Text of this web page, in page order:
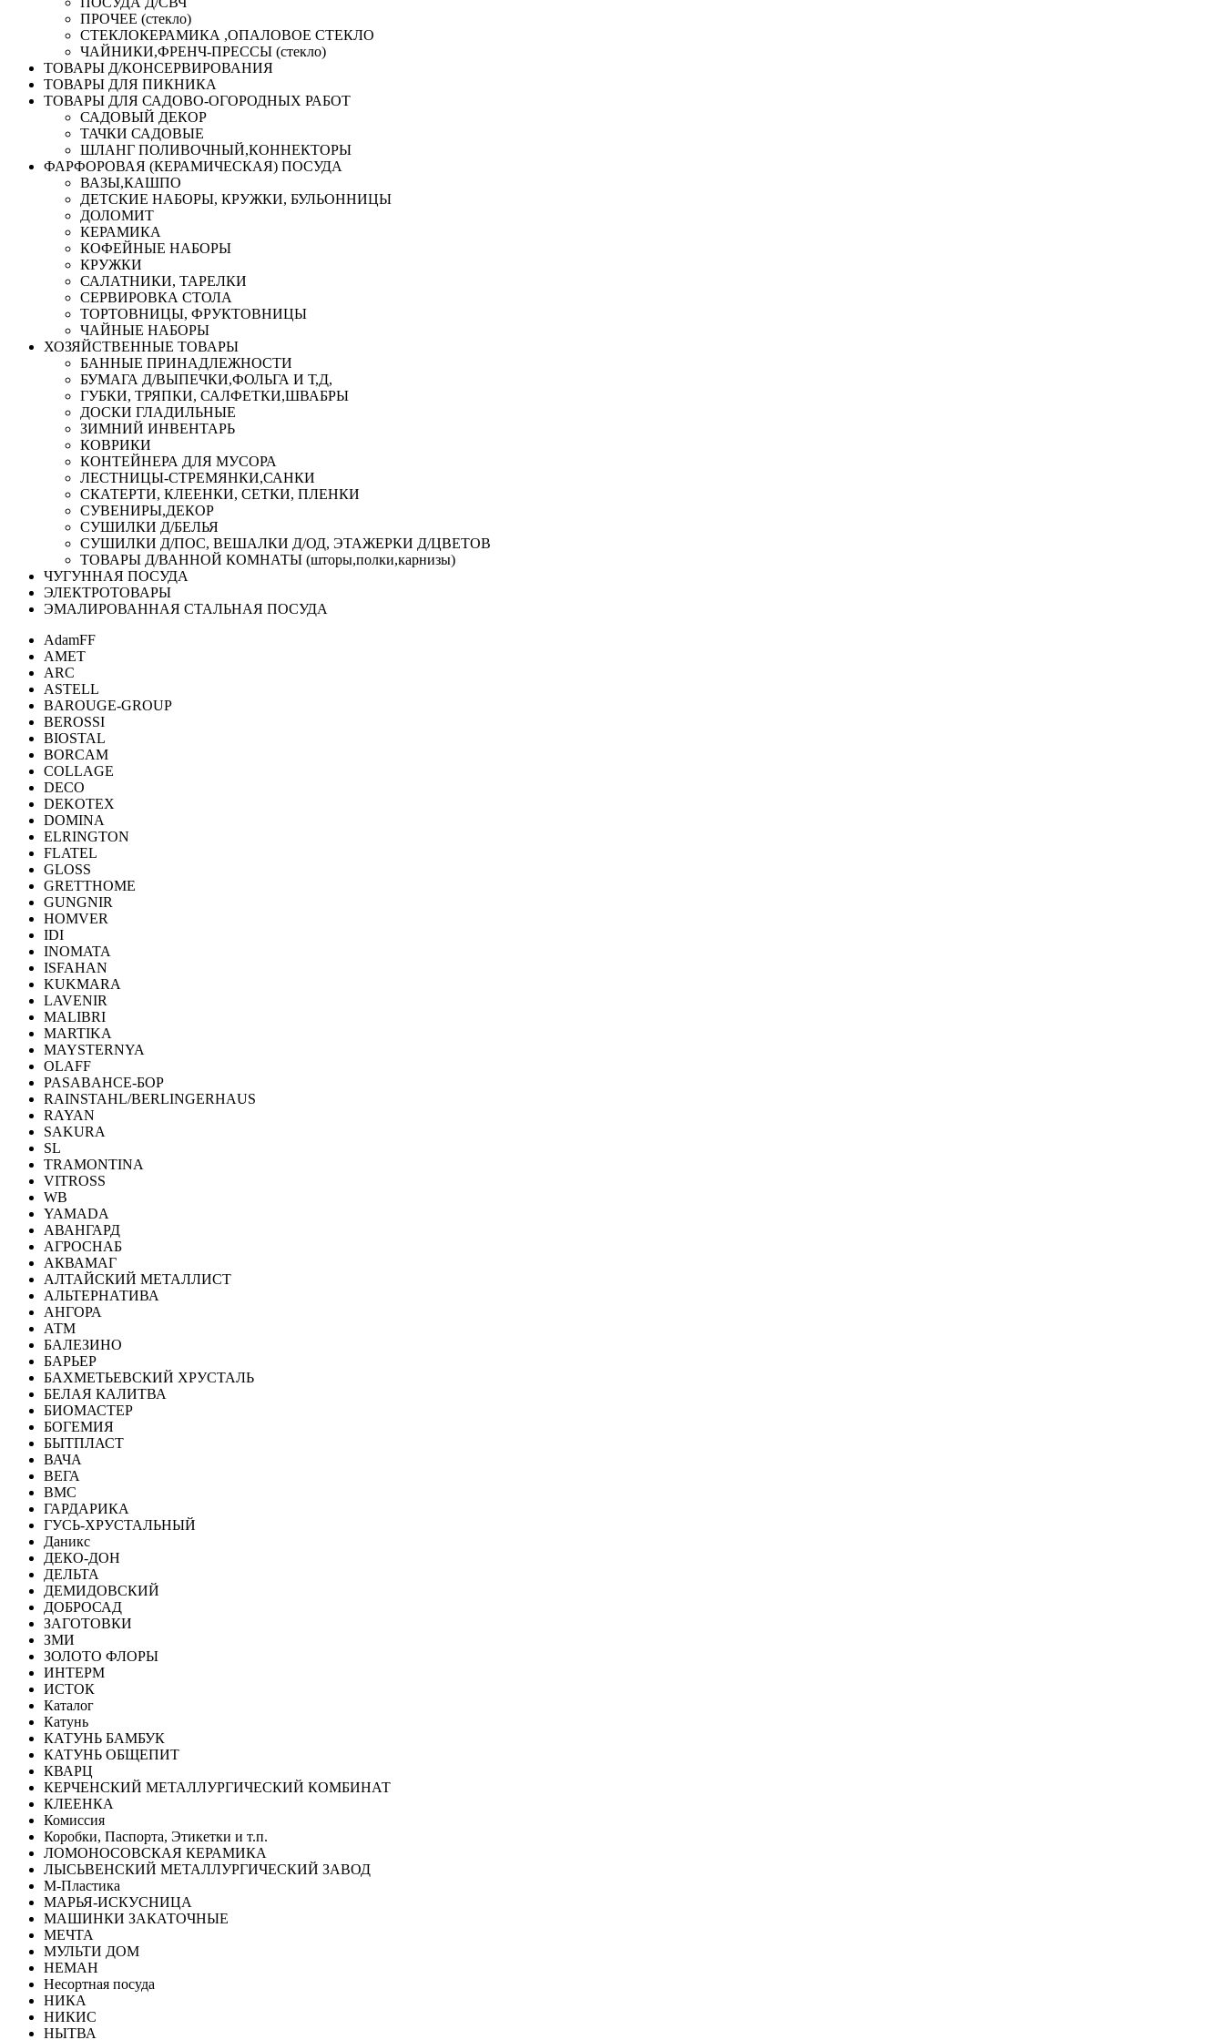
ПРОЧЕЕ (стекло)
СТЕКЛОКЕРАМИКА ,ОПАЛОВОЕ СТЕКЛО
ЧАЙНИКИ,ФРЕНЧ-ПРЕССЫ (стекло)
ТОВАРЫ Д/КОНСЕРВИРОВАНИЯ
ТОВАРЫ ДЛЯ ПИКНИКА
ТОВАРЫ ДЛЯ САДОВО-ОГОРОДНЫХ РАБОТ
САДОВЫЙ ДЕКОР
ТАЧКИ САДОВЫЕ
ШЛАНГ ПОЛИВОЧНЫЙ,КОННЕКТОРЫ
ФАРФОРОВАЯ (КЕРАМИЧЕСКАЯ) ПОСУДА
ВАЗЫ,КАШПО
ДЕТСКИЕ НАБОРЫ, КРУЖКИ, БУЛЬОННИЦЫ
ДОЛОМИТ
КЕРАМИКА
КОФЕЙНЫЕ НАБОРЫ
КРУЖКИ
САЛАТНИКИ, ТАРЕЛКИ
СЕРВИРОВКА СТОЛА
ТОРТОВНИЦЫ, ФРУКТОВНИЦЫ
ЧАЙНЫЕ НАБОРЫ
ХОЗЯЙСТВЕННЫЕ ТОВАРЫ
БАННЫЕ ПРИНАДЛЕЖНОСТИ
БУМАГА Д/ВЫПЕЧКИ,ФОЛЬГА И Т,Д,
ГУБКИ, ТРЯПКИ, САЛФЕТКИ,ШВАБРЫ
ДОСКИ ГЛАДИЛЬНЫЕ
ЗИМНИЙ ИНВЕНТАРЬ
КОВРИКИ
КОНТЕЙНЕРА ДЛЯ МУСОРА
ЛЕСТНИЦЫ-СТРЕМЯНКИ,САНКИ
СКАТЕРТИ, КЛЕЕНКИ, СЕТКИ, ПЛЕНКИ
СУВЕНИРЫ,ДЕКОР
СУШИЛКИ Д/БЕЛЬЯ
СУШИЛКИ Д/ПОС, ВЕШАЛКИ Д/ОД, ЭТАЖЕРКИ Д/ЦВЕТОВ
ТОВАРЫ Д/ВАННОЙ КОМНАТЫ (шторы,полки,карнизы)
ЧУГУННАЯ ПОСУДА
ЭЛЕКТРОТОВАРЫ
ЭМАЛИРОВАННАЯ СТАЛЬНАЯ ПОСУДА
AdamFF
AMET
ARC
ASTELL
BAROUGE-GROUP
BEROSSI
BIOSTAL
BORCAM
COLLAGE
DECO
DEKOTEX
DOMINA
ELRINGTON
FLATEL
GLOSS
GRETTHOME
GUNGNIR
HOMVER
IDI
INOMATA
ISFAHAN
KUKMARA
LAVENIR
MALIBRI
MARTIKA
MAYSTERNYA
OLAFF
PASABAHCE-БОР
RAINSTAHL/BERLINGERHAUS
RAYAN
SAKURA
SL
TRAMONTINA
VITROSS
WB
YAMADA
АВАНГАРД
АГРОСНАБ
АКВАМАГ
АЛТАЙСКИЙ МЕТАЛЛИСТ
АЛЬТЕРНАТИВА
АНГОРА
АТМ
БАЛЕЗИНО
БАРЬЕР
БАХМЕТЬЕВСКИЙ ХРУСТАЛЬ
БЕЛАЯ КАЛИТВА
БИОМАСТЕР
БОГЕМИЯ
БЫТПЛАСТ
ВАЧА
ВЕГА
ВМС
ГАРДАРИКА
ГУСЬ-ХРУСТАЛЬНЫЙ
Даникс
ДЕКО-ДОН
ДЕЛЬТА
ДЕМИДОВСКИЙ
ДОБРОСАД
ЗАГОТОВКИ
ЗМИ
ЗОЛОТО ФЛОРЫ
ИНТЕРМ
ИСТОК
Каталог
Катунь
КАТУНЬ БАМБУК
КАТУНЬ ОБЩЕПИТ
КВАРЦ
КЕРЧЕНСКИЙ МЕТАЛЛУРГИЧЕСКИЙ КОМБИНАТ
КЛЕЕНКА
Комиссия
Коробки, Паспорта, Этикетки и т.п.
ЛОМОНОСОВСКАЯ КЕРАМИКА
ЛЫСЬВЕНСКИЙ МЕТАЛЛУРГИЧЕСКИЙ ЗАВОД
М-Пластика
МАРЬЯ-ИСКУСНИЦА
МАШИНКИ ЗАКАТОЧНЫЕ
МЕЧТА
МУЛЬТИ ДОМ
НЕМАН
Несортная посуда
НИКА
НИКИС
НЫТВА